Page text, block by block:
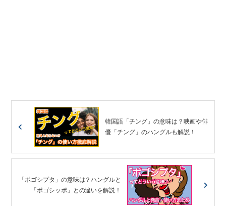
韓国語「チング」の意味は？映画や俳
優「チング」のハングルも解説！
「ポゴシプタ」の意味は？ハングルと
「ポゴシッポ」との違いを解説！